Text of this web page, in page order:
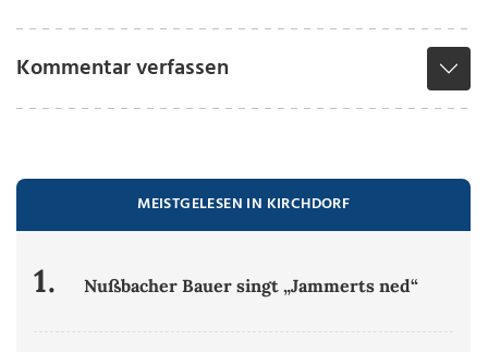
Kommentar verfassen
MEISTGELESEN IN KIRCHDORF
1. Nußbacher Bauer singt „Jammerts ned“